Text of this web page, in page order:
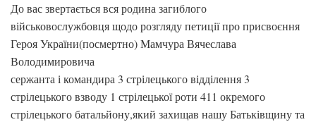
До вас звертається вся родина загиблого
військовослужбовця щодо розгляду петиції про присвоєння
Героя України(посмертно) Мамчура Вячеслава
Володимировича
сержанта і командира 3 стрілецького відділення 3
стрілецького взводу 1 стрілецької роти 411 окремого
стрілецького батальйону,який захищав нашу Батьківщину та